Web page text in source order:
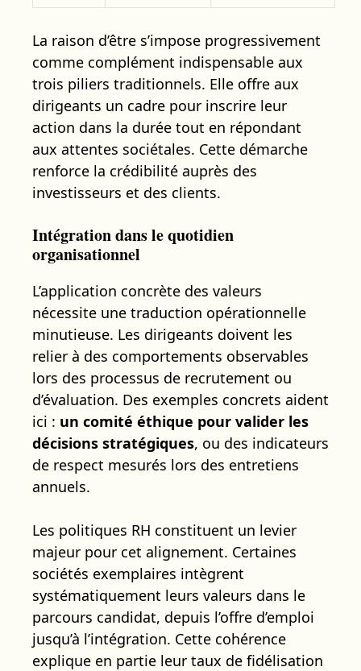
La raison d’être s’impose progressivement
comme complément indispensable aux
trois piliers traditionnels. Elle offre aux
dirigeants un cadre pour inscrire leur
action dans la durée tout en répondant
aux attentes sociétales. Cette démarche
renforce la crédibilité auprès des
investisseurs et des clients.
Intégration dans le quotidien
organisationnel
L’application concrète des valeurs
nécessite une traduction opérationnelle
minutieuse. Les dirigeants doivent les
relier à des comportements observables
lors des processus de recrutement ou
d’évaluation. Des exemples concrets aident
ici : un comité éthique pour valider les
décisions stratégiques, ou des indicateurs
de respect mesurés lors des entretiens
annuels.
Les politiques RH constituent un levier
majeur pour cet alignement. Certaines
sociétés exemplaires intègrent
systématiquement leurs valeurs dans le
parcours candidat, depuis l’offre d’emploi
jusqu’à l’intégration. Cette cohérence
explique en partie leur taux de fidélisation